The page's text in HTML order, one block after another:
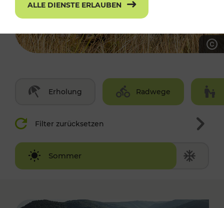
Erholung Radwege
Filter zurücksetzen
Sommer
Winter
ALLE DIENSTE ERLAUBEN